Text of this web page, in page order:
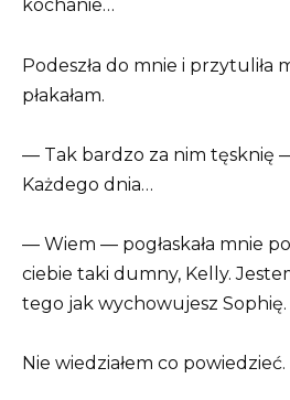
kochanie…
Podeszła do mnie i przytuliła
płakałam.
— Tak bardzo za nim tęsknię
Każdego dnia…
— Wiem — pogłaskała mnie
ciebie taki dumny, Kelly.
tego jak wychowujesz Sophię.
Nie wiedziałem co powiedzieć.